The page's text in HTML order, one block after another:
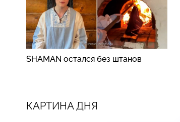
SHAMAN остался без штанов
КАРТИНА ДНЯ